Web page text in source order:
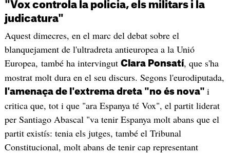
"Vox controla la policia, els militars i la
judicatura"
Aquest dimecres, en el marc del debat sobre el
blanquejament de l'ultradreta antieuropea a la Unió
Europea, també ha intervingut Clara Ponsatí, que s'ha
mostrat molt dura en el seu discurs. Segons l'eurodiputada,
l'amenaça de l'extrema dreta "no és nova" i
critica que, tot i que "ara Espanya té Vox", el partit liderat
per Santiago Abascal "va tenir Espanya molt abans que el
partit existís: tenia els jutges, també el Tribunal
Constitucional, molt abans de tenir cap representant